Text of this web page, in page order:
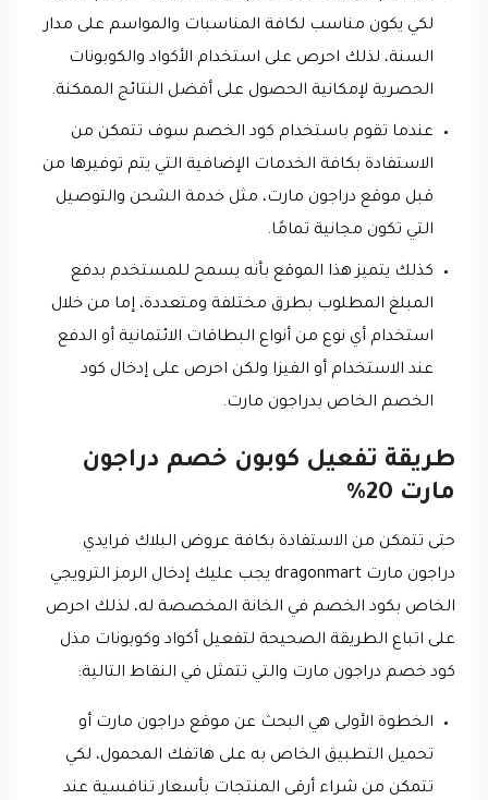
لكي يكون مناسب لكافة المناسبات والمواسم على مدار
السنة، لذلك احرص على استخدام الأكواد والكوبونات
الحصرية لإمكانية الحصول على أفضل النتائج الممكنة.
عندما تقوم باستخدام كود الخصم سوف تتمكن من
الاستفادة بكافة الخدمات الإضافية التي يتم توفيرها من
قبل موقع دراجون مارت، مثل خدمة الشحن والتوصيل
التي تكون مجانية تمامًا.
كذلك يتميز هذا الموقع بأنه يسمح للمستخدم بدفع
المبلغ المطلوب بطرق مختلفة ومتعددة، إما من خلال
استخدام أي نوع من أنواع البطاقات الائتمانية أو الدفع
عند الاستخدام أو الفيزا ولكن احرص على إدخال كود
الخصم الخاص بدراجون مارت.
طريقة تفعيل كوبون خصم دراجون
مارت 20%
حتى تتمكن من الاستفادة بكافة عروض البلاك فرايدي
دراجون مارت dragonmart يجب عليك إدخال الرمز الترويجي
الخاص بكود الخصم في الخانة المخصصة له، لذلك احرص
على اتباع الطريقة الصحيحة لتفعيل أكواد وكوبونات مذل
كود خصم دراجون مارت والتي تتمثل في النقاط التالية:
الخطوة الأولى هي البحث عن موقع دراجون مارت أو
تحميل التطبيق الخاص به على هاتفك المحمول، لكي
تتمكن من شراء أرقى المنتجات بأسعار تنافسية عند